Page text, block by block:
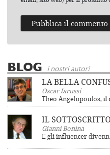
BLOG i nostri autori
LA BELLA
Oscar Iarussi
Theo Angelopoulos, il
IL SOTTOSCRITTO
Gianni Bonina
E gli influencer